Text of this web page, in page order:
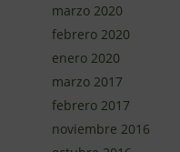
marzo 2020
febrero 2020
enero 2020
marzo 2017
febrero 2017
noviembre 2016